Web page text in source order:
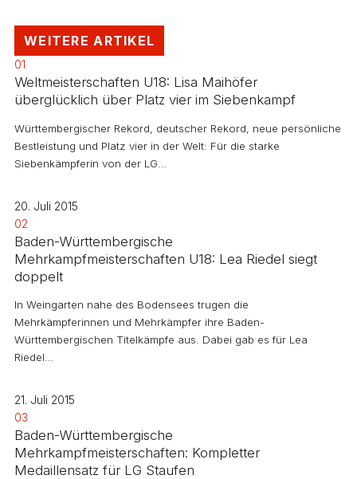
WEITERE ARTIKEL
01
Weltmeisterschaften U18: Lisa Maihöfer
überglücklich über Platz vier im Siebenkampf
Württembergischer Rekord, deutscher Rekord, neue persönliche
Bestleistung und Platz vier in der Welt: Für die starke
Siebenkämpferin von der LG…
20. Juli 2015
02
Baden-Württembergische
Mehrkampfmeisterschaften U18: Lea Riedel siegt
doppelt
In Weingarten nahe des Bodensees trugen die
Mehrkämpferinnen und Mehrkämpfer ihre Baden-
Württembergischen Titelkämpfe aus. Dabei gab es für Lea
Riedel…
21. Juli 2015
03
Baden-Württembergische
Mehrkampfmeisterschaften: Kompletter
Medaillensatz für LG Staufen